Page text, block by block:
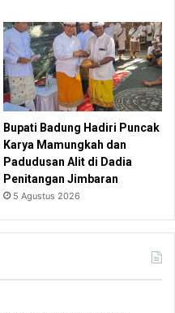
Bupati Badung Hadiri Puncak
Karya Mamungkah dan
Padudusan Alit di Dadia
Penitangan Jimbaran
5 Agustus 2026